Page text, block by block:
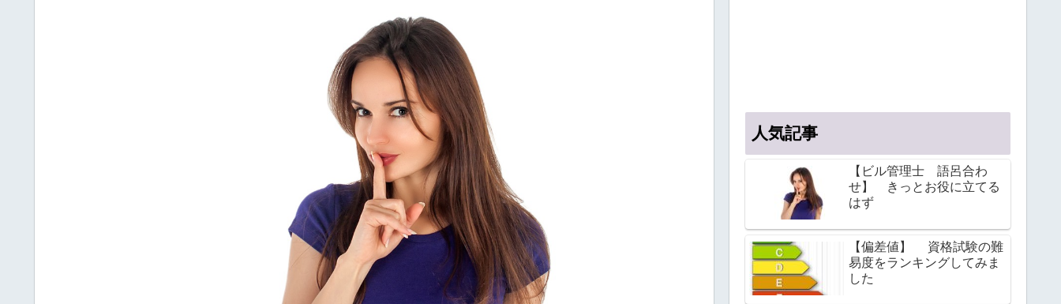
人気記事
【ビル管理士 語呂合わ
せ】 きっとお役に立てる
はず
【偏差値】 資格試験の難
易度をランキングしてみま
した